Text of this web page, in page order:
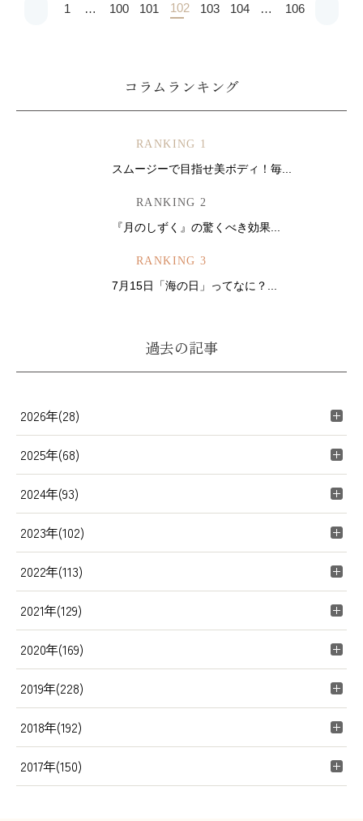
1 … 100 101 102 103 104 … 106
コラムランキング
RANKING 1
スムージーで目指せ美ボディ！毎...
RANKING 2
『月のしずく』の驚くべき効果...
RANKING 3
7月15日「海の日」ってなに？...
過去の記事
2026年(28)
2025年(68)
2024年(93)
2023年(102)
2022年(113)
2021年(129)
2020年(169)
2019年(228)
2018年(192)
2017年(150)